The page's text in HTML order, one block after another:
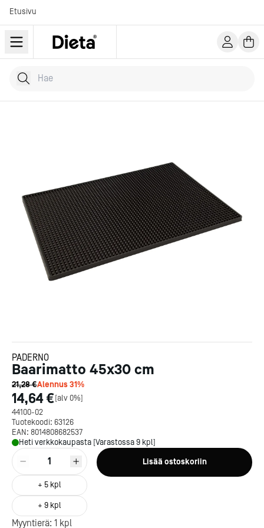
Etusivu
Hae tuotteita
Kirjoita hakusana...
PADERNO
Baarimatto 45x30 cm
21,28 €Alennus31%
14,64 €[alv 0%]
44100-02
Tuotekoodi: 63126
EAN: 8014808682537
Heti verkkokaupasta [Varastossa 9 kpl]
1
+ 5 kpl
+ 9 kpl
Lisää ostoskoriin
Myyntierä: 1 kpl
Kotipizza on vuonna 1987
perustettu yritys, jolla on yli
300 ravintolaa eri puolella